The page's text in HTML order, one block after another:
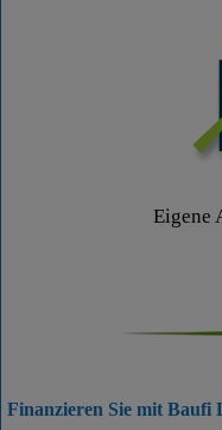
Eigene
Finanzieren Sie mit Baufi